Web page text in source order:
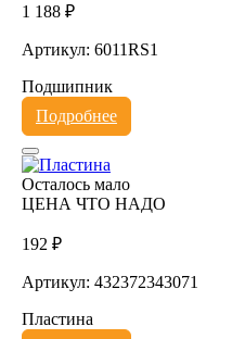
1 188 ₽
Артикул: 6011RS1
Подшипник
Подробнее
Осталось мало
ЦЕНА ЧТО НАДО
192 ₽
Артикул: 432372343071
Пластина